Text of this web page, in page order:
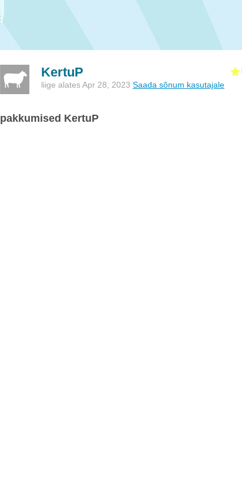
KertuP
liige alates Apr 28, 2023 Saada sõnum kasutajale
pakkumised KertuP